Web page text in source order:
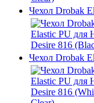
Чехол Drobak
Чехол Drobak